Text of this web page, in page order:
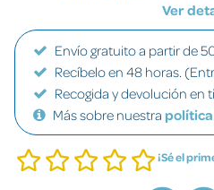
Ver
Envío gratuito a partir de
Recíbelo en 48 horas.
Recogida y devolución en
Más sobre nuestra
¡Sé el